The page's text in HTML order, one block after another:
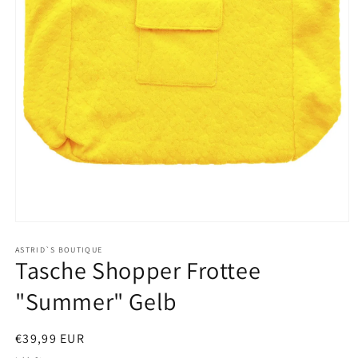
in
Modal
öffnen
ASTRID`S BOUTIQUE
Tasche Shopper Frottee
"Summer" Gelb
Normaler
€39,99 EUR